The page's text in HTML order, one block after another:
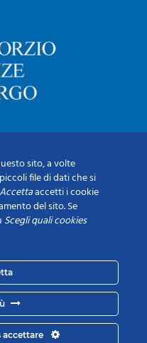
sito, a volte
file di dati che si
Accettaaccetti i cookie
del sito. Se
Scegli quali cookies
accettare